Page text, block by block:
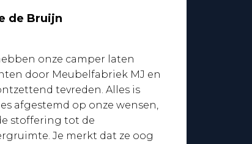
de Bruijn
onze camper laten
door Meubelfabriek MJ en
tevreden. Alles is
afgestemd op onze wensen,
stoffering tot de
Je merkt dat ze oog